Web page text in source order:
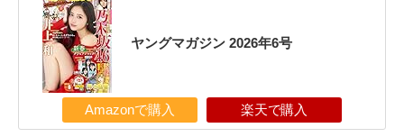
ヤングマガジン 2026年6号
Amazonで購入 楽天で購入